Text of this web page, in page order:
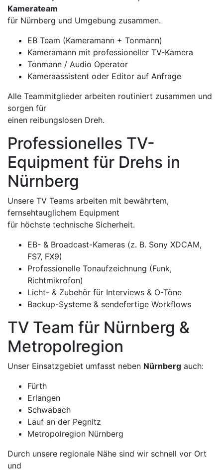
Kamerateam
für Nürnberg und Umgebung zusammen.
EB Team (Kameramann + Tonmann)
Kameramann mit professioneller TV-Kamera
Tonmann / Audio Operator
Kameraassistent oder Editor auf Anfrage
Alle Teammitglieder arbeiten routiniert zusammen und
sorgen für
einen reibungslosen Dreh.
Professionelles TV-
Equipment für Drehs in
Nürnberg
Unsere TV Teams arbeiten mit bewährtem,
fernsehtauglichem Equipment
für höchste technische Sicherheit.
EB- & Broadcast-Kameras (z. B. Sony XDCAM,
FS7, FX9)
Professionelle Tonaufzeichnung (Funk,
Richtmikrofon)
Licht- & Zubehör für Interviews & O-Töne
Backup-Systeme & sendefertige Workflows
TV Team für Nürnberg &
Metropolregion
Unser Einsatzgebiet umfasst neben Nürnberg auch:
Fürth
Erlangen
Schwabach
Lauf an der Pegnitz
Metropolregion Nürnberg
Durch unsere regionale Nähe sind wir schnell vor Ort
und